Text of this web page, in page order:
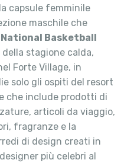
capsule femminile
maschile che
National Basketball
stagione calda,
Forte Village, in
solo gli ospiti del resort
che include prodotti di
articoli da viaggio,
fragranze e la
di design creati in
più celebri al